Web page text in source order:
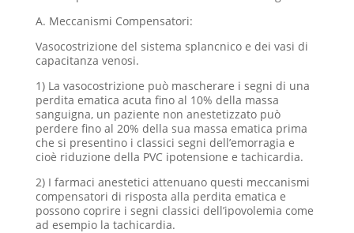
A. Meccanismi Compensatori:
Vasocostrizione del sistema splancnico e dei vasi di
capacitanza venosi.
1) La vasocostrizione può mascherare i segni di una
perdita ematica acuta fino al 10% della massa
sanguigna, un paziente non anestetizzato può
perdere fino al 20% della sua massa ematica prima
che si presentino i classici segni dell’emorragia e
cioè riduzione della PVC ipotensione e tachicardia.
2) I farmaci anestetici attenuano questi meccanismi
compensatori di risposta alla perdita ematica e
possono coprire i segni classici dell’ipovolemia come
ad esempio la tachicardia.